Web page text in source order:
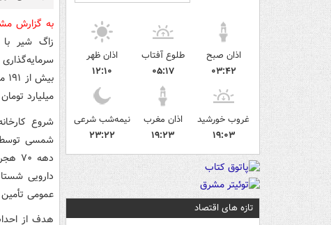
اذان صبح
۰۳:۴۲
طلوع آفتاب
۰۵:۱۷
اذان ظهر
۱۲:۱۰
غروب خورشید
۱۹:۰۳
اذان مغرب
۱۹:۲۳
نیمه‌شب شرعی
۲۳:۲۲
تازه های اقتصاد
به گزارش
زاگ شیر
میلیارد
شمسی توسط
عمومی